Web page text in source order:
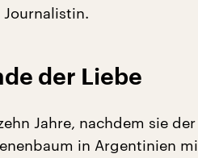
der Liebe
Jahre, nachdem sie
in Argentinien